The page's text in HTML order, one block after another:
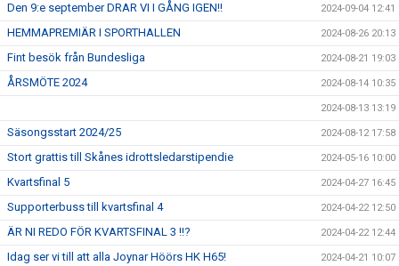
Den 9:e september DRAR VI I GÅNG IGEN!! 2024-09-04 12:41
HEMMAPREMIÄR I SPORTHALLEN 2024-08-26 20:13
Fint besök från Bundesliga 2024-08-21 19:03
ÅRSMÖTE 2024 2024-08-14 10:35
2024-08-13 13:19
Säsongsstart 2024/25 2024-08-12 17:58
Stort grattis till Skånes idrottsledarstipendie 2024-05-16 10:00
Kvartsfinal 5 2024-04-27 16:45
Supporterbuss till kvartsfinal 4 2024-04-22 12:50
ÄR NI REDO FÖR KVARTSFINAL 3 !!? 2024-04-22 12:44
Idag ser vi till att alla Joynar Höörs HK H65! 2024-04-21 10:07